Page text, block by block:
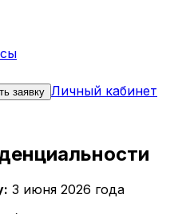
заявку Личный кабинет
3 июня 2026 года